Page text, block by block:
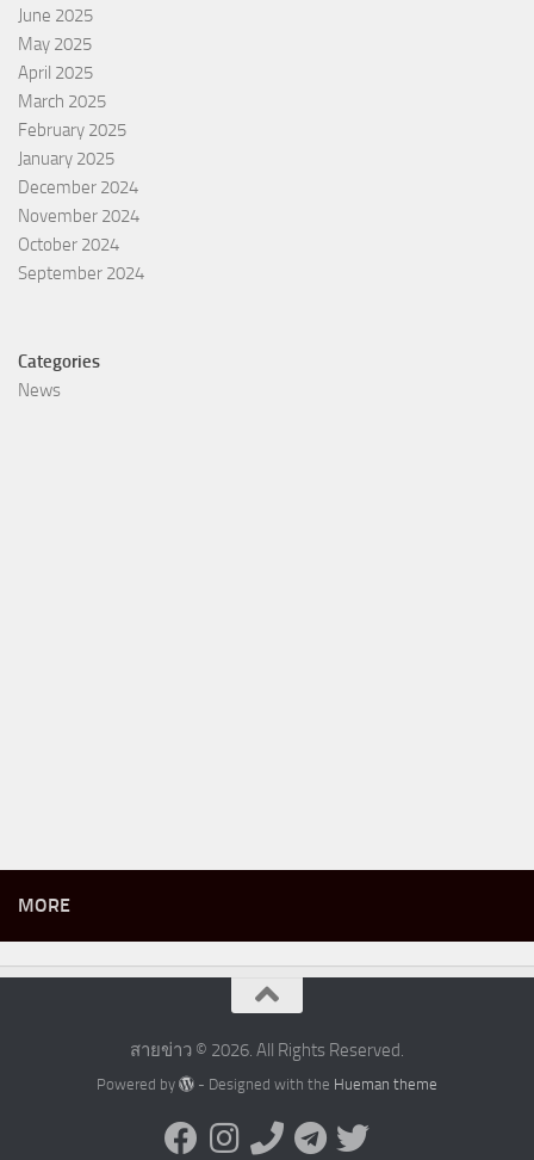
June 2025
May 2025
April 2025
March 2025
February 2025
January 2025
December 2024
November 2024
October 2024
September 2024
Categories
News
MORE
สายข่าว © 2026. All Rights Reserved.
Powered by - Designed with the Hueman theme